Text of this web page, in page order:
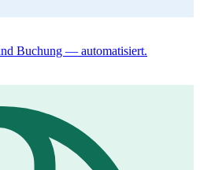
Buchung — automatisiert.